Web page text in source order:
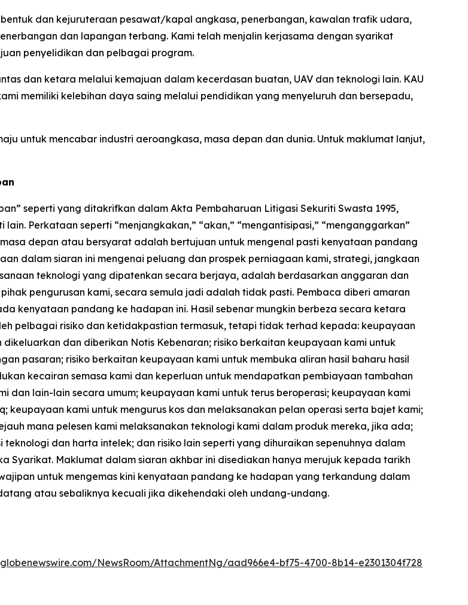
dan kejuruteraan pesawat/kapal angkasa, penerbangan, kawalan trafik udara,
dan lapangan terbang. Kami telah menjalin kerjasama dengan syarikat
penyelidikan dan pelbagai program.
dan ketara melalui kemajuan dalam kecerdasan buatan, UAV dan teknologi lain. KAU
memiliki kelebihan daya saing melalui pendidikan yang menyeluruh dan bersepadu,
untuk mencabar industri aeroangkasa, masa depan dan dunia. Untuk maklumat lanjut,
seperti yang ditakrifkan dalam Akta Pembaharuan Litigasi Sekuriti Swasta 1995,
Perkataan seperti “menjangkakan,” “akan,” “mengantisipasi,” “menganggarkan”
depan atau bersyarat adalah bertujuan untuk mengenal pasti kenyataan pandang
dalam siaran ini mengenai peluang dan prospek perniagaan kami, strategi, jangkaan
teknologi yang dipatenkan secara berjaya, adalah berdasarkan anggaran dan
pengurusan kami, secara semula jadi adalah tidak pasti. Pembaca diberi amaran
kenyataan pandang ke hadapan ini. Hasil sebenar mungkin berbeza secara ketara
pelbagai risiko dan ketidakpastian termasuk, tetapi tidak terhad kepada: keupayaan
dan diberikan Notis Kebenaran; risiko berkaitan keupayaan kami untuk
pasaran; risiko berkaitan keupayaan kami untuk membuka aliran hasil baharu hasil
kecairan semasa kami dan keperluan untuk mendapatkan pembiayaan tambahan
dan lain-lain secara umum; keupayaan kami untuk terus beroperasi; keupayaan kami
keupayaan kami untuk mengurus kos dan melaksanakan pelan operasi serta bajet kami;
mana pelesen kami melaksanakan teknologi kami dalam produk mereka, jika ada;
dan harta intelek; dan risiko lain seperti yang dihuraikan sepenuhnya dalam
Syarikat. Maklumat dalam siaran akhbar ini disediakan hanya merujuk kepada tarikh
untuk mengemas kini kenyataan pandang ke hadapan yang terkandung dalam
atau sebaliknya kecuali jika dikehendaki oleh undang-undang.
NewsRoom/AttachmentNg/aad966e4-bf75-4700-8b14-e2301304f728